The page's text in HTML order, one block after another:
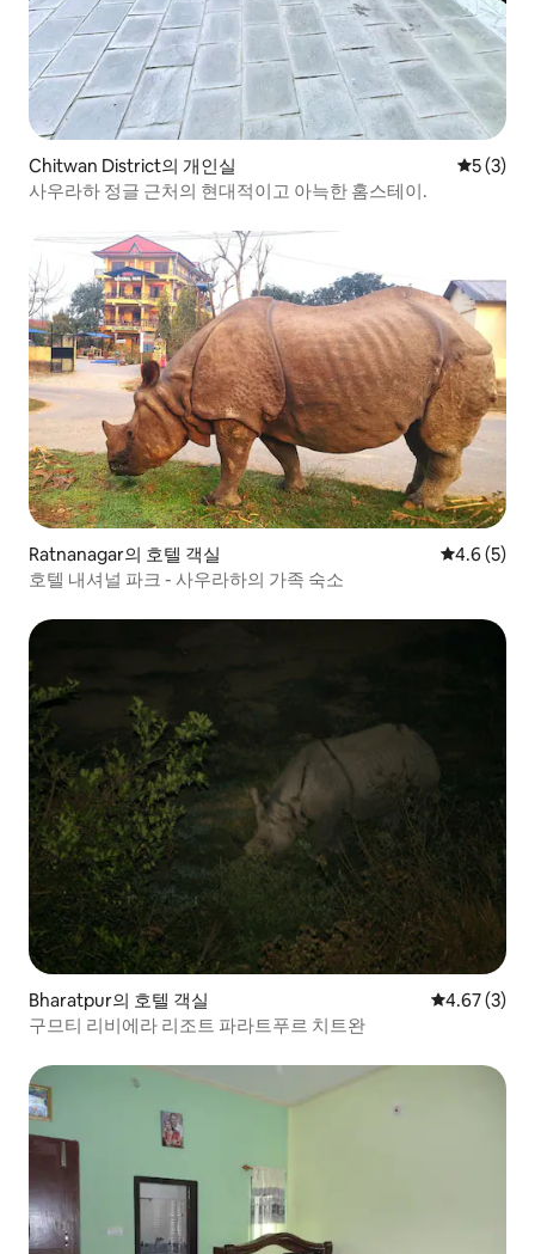
Chitwan District의 개인실 평점 5점
5 (3)
사우라하 정글 근처의 현대적이고 아늑한 홈스테이.
Ratnanagar의 호텔 객실 평점 4.6점
4.6 (5)
호텔 내셔널 파크 - 사우라하의 가족 숙소
Bharatpur의 호텔 객실 평점 4.67점
4.67 (3)
구므티 리비에라 리조트 파라트푸르 치트완